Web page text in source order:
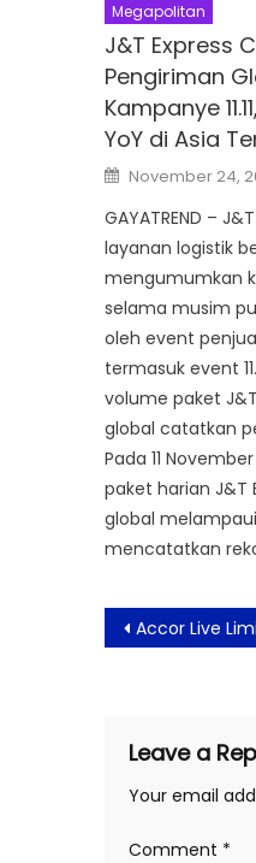
Megapolitan
J&T Express
Pengiriman
Kampanye
YoY di Asia
Posted
on
November 24,
GAYATREND –
layanan logistik
mengumumkan
selama musim
oleh event
termasuk event
volume paket
global catatkan
Pada 11
paket harian J&T
global
mencatatkan
Post
Accor Live Limitless Luncurkan Penawaran
Leave a
Your email
Comment *